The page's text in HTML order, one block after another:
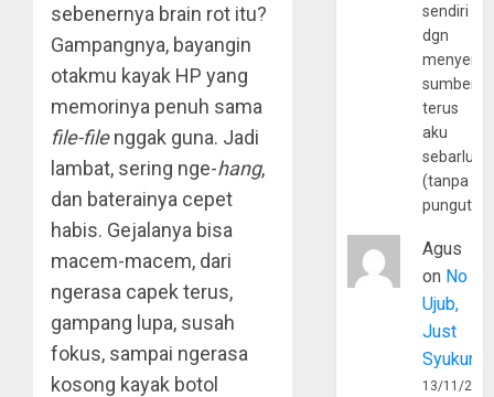
sebenernya brain rot itu?
Gampangnya, bayangin
otakmu kayak HP yang
memorinya penuh sama
file-filenggak guna. Jadi
lambat, sering nge-hang,
dan baterainya cepet
habis. Gejalanya bisa
macem-macem, dari
ngerasa capek terus,
gampang lupa, susah
fokus, sampai ngerasa
kosong kayak botol
sendiri
dgn
sumber
terus
aku
(tanpa
Agus
on No
Ujub,
Just
Syukur
13/11/